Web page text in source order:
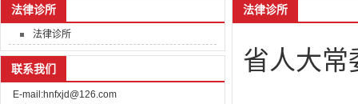
法律诊所
法律诊所
联系我们
E-mail:hnfxjd@126.com
法律诊所
省人大常